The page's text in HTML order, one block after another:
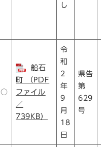
し
○
船石
町 （PDF
ファイル
／
739KB）
令
和
2
年
9
月
18
日
県告
第
629
号